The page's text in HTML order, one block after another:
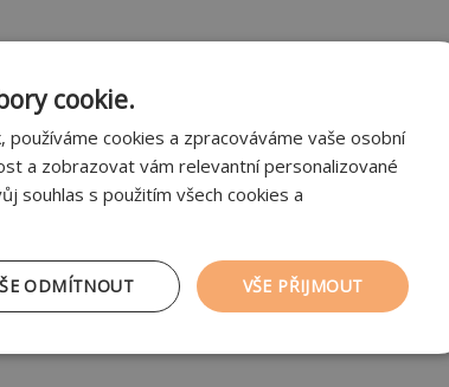
si šest jednoduchých pravidel, jak dále zlepšit
činí jeden z […]
cookie.
cookies a zpracováváme vaše osobní
a zobrazovat vám relevantní personalizované
souhlas s použitím všech cookies a
VŠE PŘIJMOUT
ODMÍTNOUT
Soubory cílení Funkční soubory